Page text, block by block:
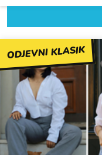
ODJEVNI KLASIK